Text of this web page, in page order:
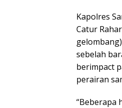
Kapolres
Catur
sebelah
berimpact
perairan
“Beberapa